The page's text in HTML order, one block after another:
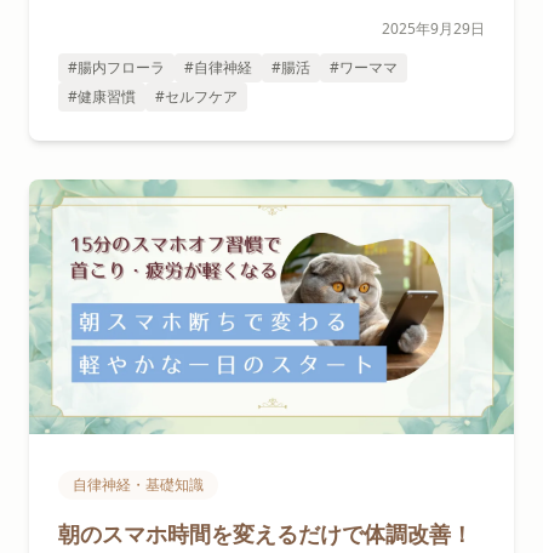
2025年9月29日
#腸内フローラ
#自律神経 #腸活
#ワーママ
#健康習慣
#セルフケア
自律神経・基礎知識
朝のスマホ時間を変えるだけで体調改善！